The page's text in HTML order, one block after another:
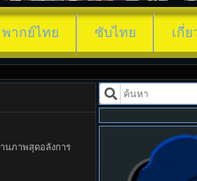
พากย์ไทย ซับไทย เกี่ย
นภาพสุดอลังการ